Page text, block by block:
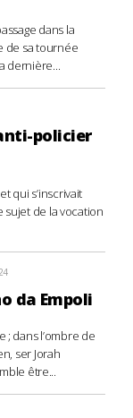
dans la
de sa tournée
dernière...
policier
qui s’inscrivait
sujet de la vocation
da Empoli
; dans l’ombre de
ser Jorah
être...